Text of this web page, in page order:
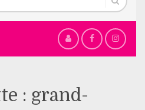
: grand-